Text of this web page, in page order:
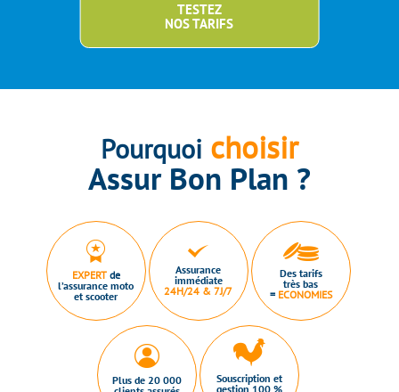
TESTEZ
NOS TARIFS
Pourquoi choisir
Assur Bon Plan ?
EXPERTde
l’assurance moto
et scooter
Assurance
immédiate
24H/24 & 7J/7
Des tarifs
très bas
= ECONOMIES
Plus de 20 000
Souscription et
gestion 100 %